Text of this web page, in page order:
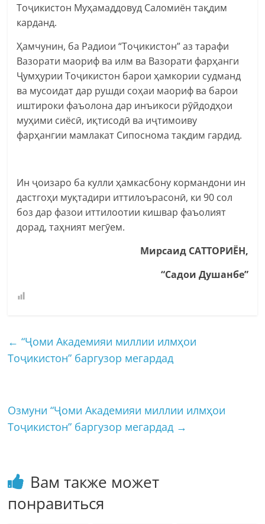
Тоҷикистон Муҳамаддовуд Саломиён тақдим
карданд.
Ҳамчунин, ба Радиои “Тоҷикистон” аз тарафи
Вазорати маориф ва илм ва Вазорати фарҳанги
Ҷумҳурии Тоҷикистон барои ҳамкории судманд
ва мусоидат дар рушди соҳаи маориф ва барои
иштироки фаъолона дар инъикоси рӯйдодҳои
муҳими сиёсӣ, иқтисодӣ ва иҷтимоиву
фарҳангии мамлакат Сипоснома тақдим гардид.
Ин ҷоизаро ба кулли ҳамкасбону кормандони ин
дастгоҳи муқтадири иттилоърасонӣ, ки 90 сол
боз дар фазои иттилоотии кишвар фаъолият
дорад, таҳният мегӯем.
Мирсаид САТТОРИЁН,
“Садои Душанбе”
← “Ҷоми Академияи миллии илмҳои
Тоҷикистон” баргузор мегардад
Озмуни “Ҷоми Академияи миллии илмҳои
Тоҷикистон” баргузор мегардад →
Вам также может
понравиться